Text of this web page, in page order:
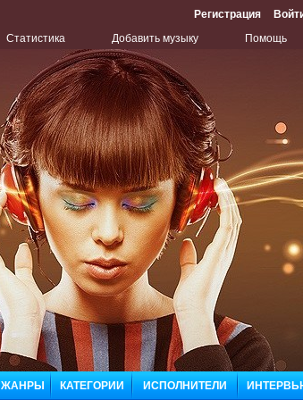
Регистрация
Статистика Добавить музыку Помощь
ЖАНРЫ КАТЕГОРИИ ИСПОЛНИТЕЛИ